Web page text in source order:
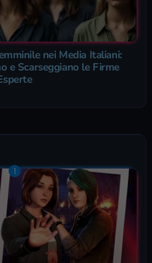
nei Media Italiani:
e Scarseggiano le Firme